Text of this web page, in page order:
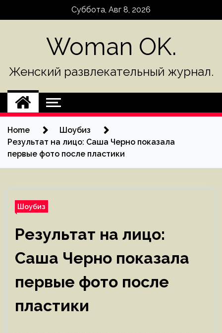
Суббота, Авг 8, 2026
Woman OK.
Женский развлекательный журнал.
Home
Шоубиз
Результат на лицо: Саша Черно показала
первые фото после пластики
Шоубиз
Результат на лицо:
Саша Черно показала
первые фото после
пластики